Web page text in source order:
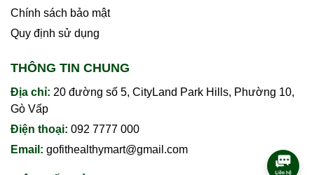
Chính sách bảo mật
Quy định sử dụng
THÔNG TIN CHUNG
Địa chỉ: 20 đường số 5, CityLand Park Hills, Phường 10,
Gò Vấp
Điện thoại: 092 7777 000
Email: gofithealthymart@gmail.com